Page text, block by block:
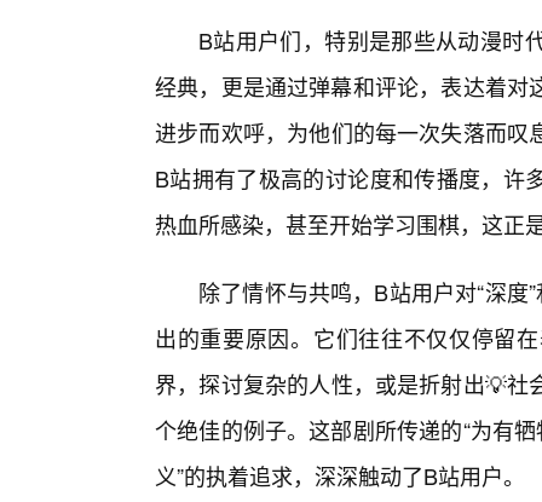
B站用户们，特别是那些从动漫时
经典，更是通过弹幕和评论，表达着
进步而欢呼，为他们的每一次失落而
B站拥有了极高的讨论度和传播度，许
热血所感染，甚至开始学习围棋，这正
除了情怀与共鸣，B站用户对“深度
出的重要原因。它们往往不仅仅停留
界，探讨复杂的人性，或是折射出💡
个绝佳的例子。这部剧所传递的“为有
义”的执着追求，深深触动了B站用户。